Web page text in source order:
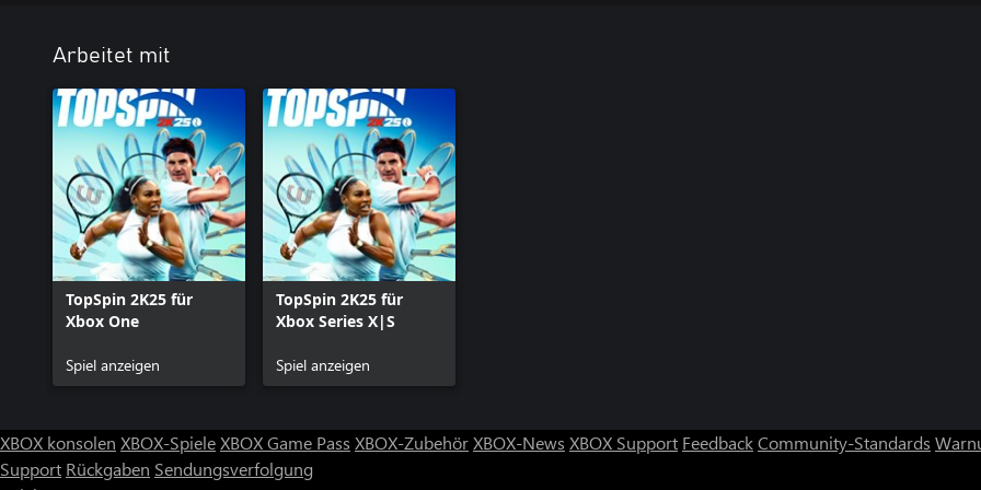
Nutzungsbedingungen dar.
Arbeitet mit
TopSpin 2K25 für
Xbox One
Spiel anzeigen
TopSpin 2K25 für
Xbox Series X|S
Spiel anzeigen
XBOX konsolen XBOX-SpieleXBOX Game Pass XBOX-ZubehörXBOX-News XBOX Support FeedbackCommunity-Standards
Support Rückgaben Sendungsverfolgung